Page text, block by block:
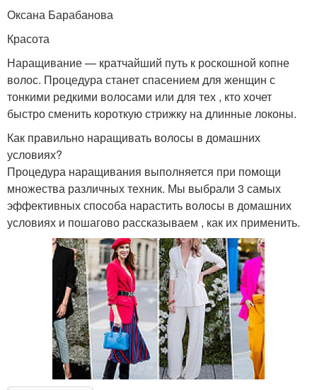
Оксана Барабанова
Красота
Наращивание — кратчайший путь к роскошной копне
волос. Процедура станет спасением для женщин с
тонкими редкими волосами или для тех , кто хочет
быстро сменить короткую стрижку на длинные локоны.
Как правильно наращивать волосы в домашних
условиях?
Процедура наращивания выполняется при помощи
множества различных техник. Мы выбрали 3 самых
эффективных способа нарастить волосы в домашних
условиях и пошагово рассказываем , как их применить.